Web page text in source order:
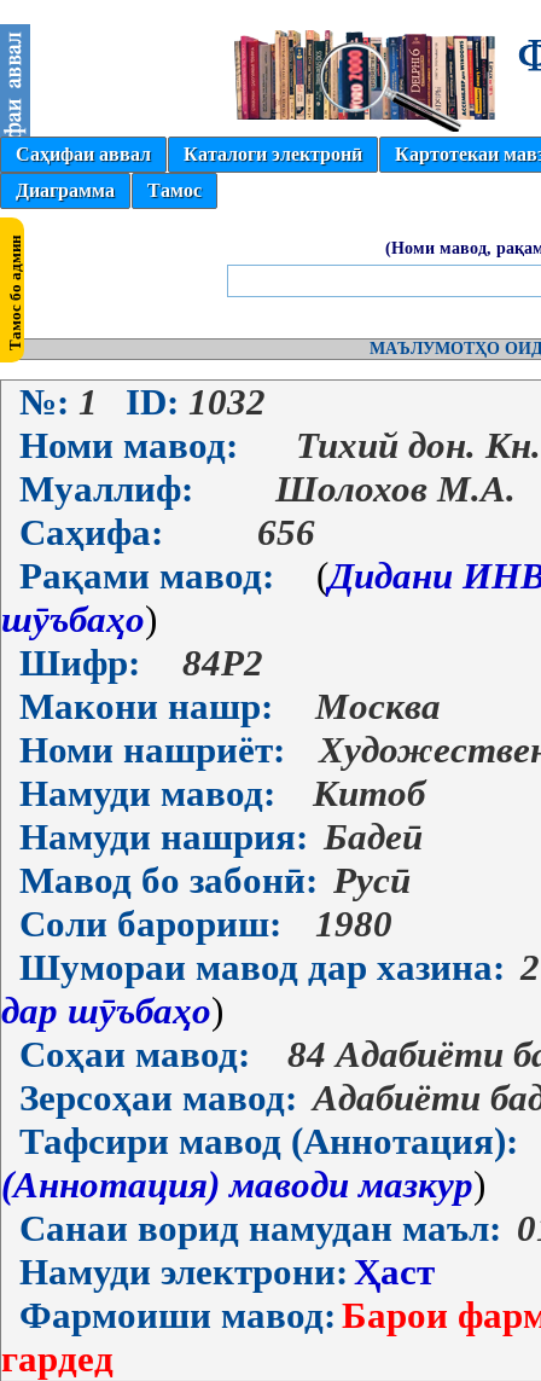
Саҳифаи аввал Каталоги электронӣ
Картотекаи
Диаграмма
Тамос
(Номи мавод,
МАЪЛУМОТҲО
№: 1 ID: 1032
Номи мавод:
Тихий дон.
Муаллиф:
Шолохов М.А.
Саҳифа:
656
Рақами мавод:
(Дидани
шӯъбаҳо)
Шифр:
84Р2
Макони нашр:
Москва
Номи нашриёт:
Намуди мавод:
Китоб
Намуди нашрия: Бадеӣ
Мавод бо забонӣ: Русӣ
Соли барориш:
1980
Шумораи мавод дар хазина: 2
дар шӯъбаҳо)
Соҳаи мавод:
84 Адабиёти
Зерсоҳаи мавод: Адабиёти
Тафсири мавод (Аннотация):
(Аннотация) маводи мазкур)
Санаи ворид намудан маъл:
Намуди электрони: Ҳаст
Фармоиши мавод: Барои
гардед